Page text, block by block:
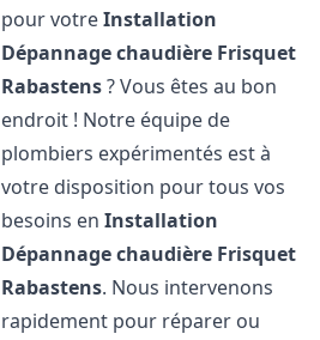
pour votreInstallation
Dépannage chaudière Frisquet
Rabastens? Vous êtes au bon
endroit ! Notre équipe de
plombiers expérimentés est à
votre disposition pour tous vos
besoins enInstallation
Dépannage chaudière Frisquet
Rabastens. Nous intervenons
rapidement pour réparer ou